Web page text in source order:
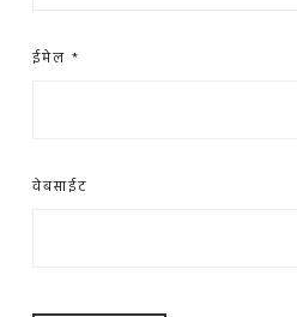
ईमेल *
वेबसाईट